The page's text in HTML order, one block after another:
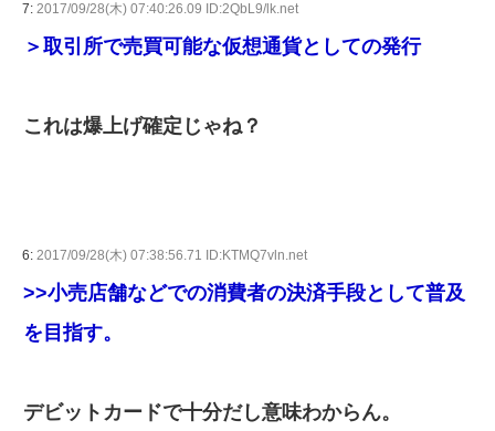
7: 2017/09/28(木) 07:40:26.09 ID:2QbL9/lk.net
＞取引所で売買可能な仮想通貨としての発行
これは爆上げ確定じゃね？
6: 2017/09/28(木) 07:38:56.71 ID:KTMQ7vln.net
>>小売店舗などでの消費者の決済手段として普及
を目指す。
デビットカードで十分だし意味わからん。